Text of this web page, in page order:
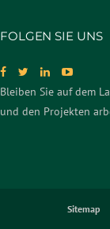
FOLGEN SIE UNS
Bleiben Sie auf dem
und den Projekten
Sitemap